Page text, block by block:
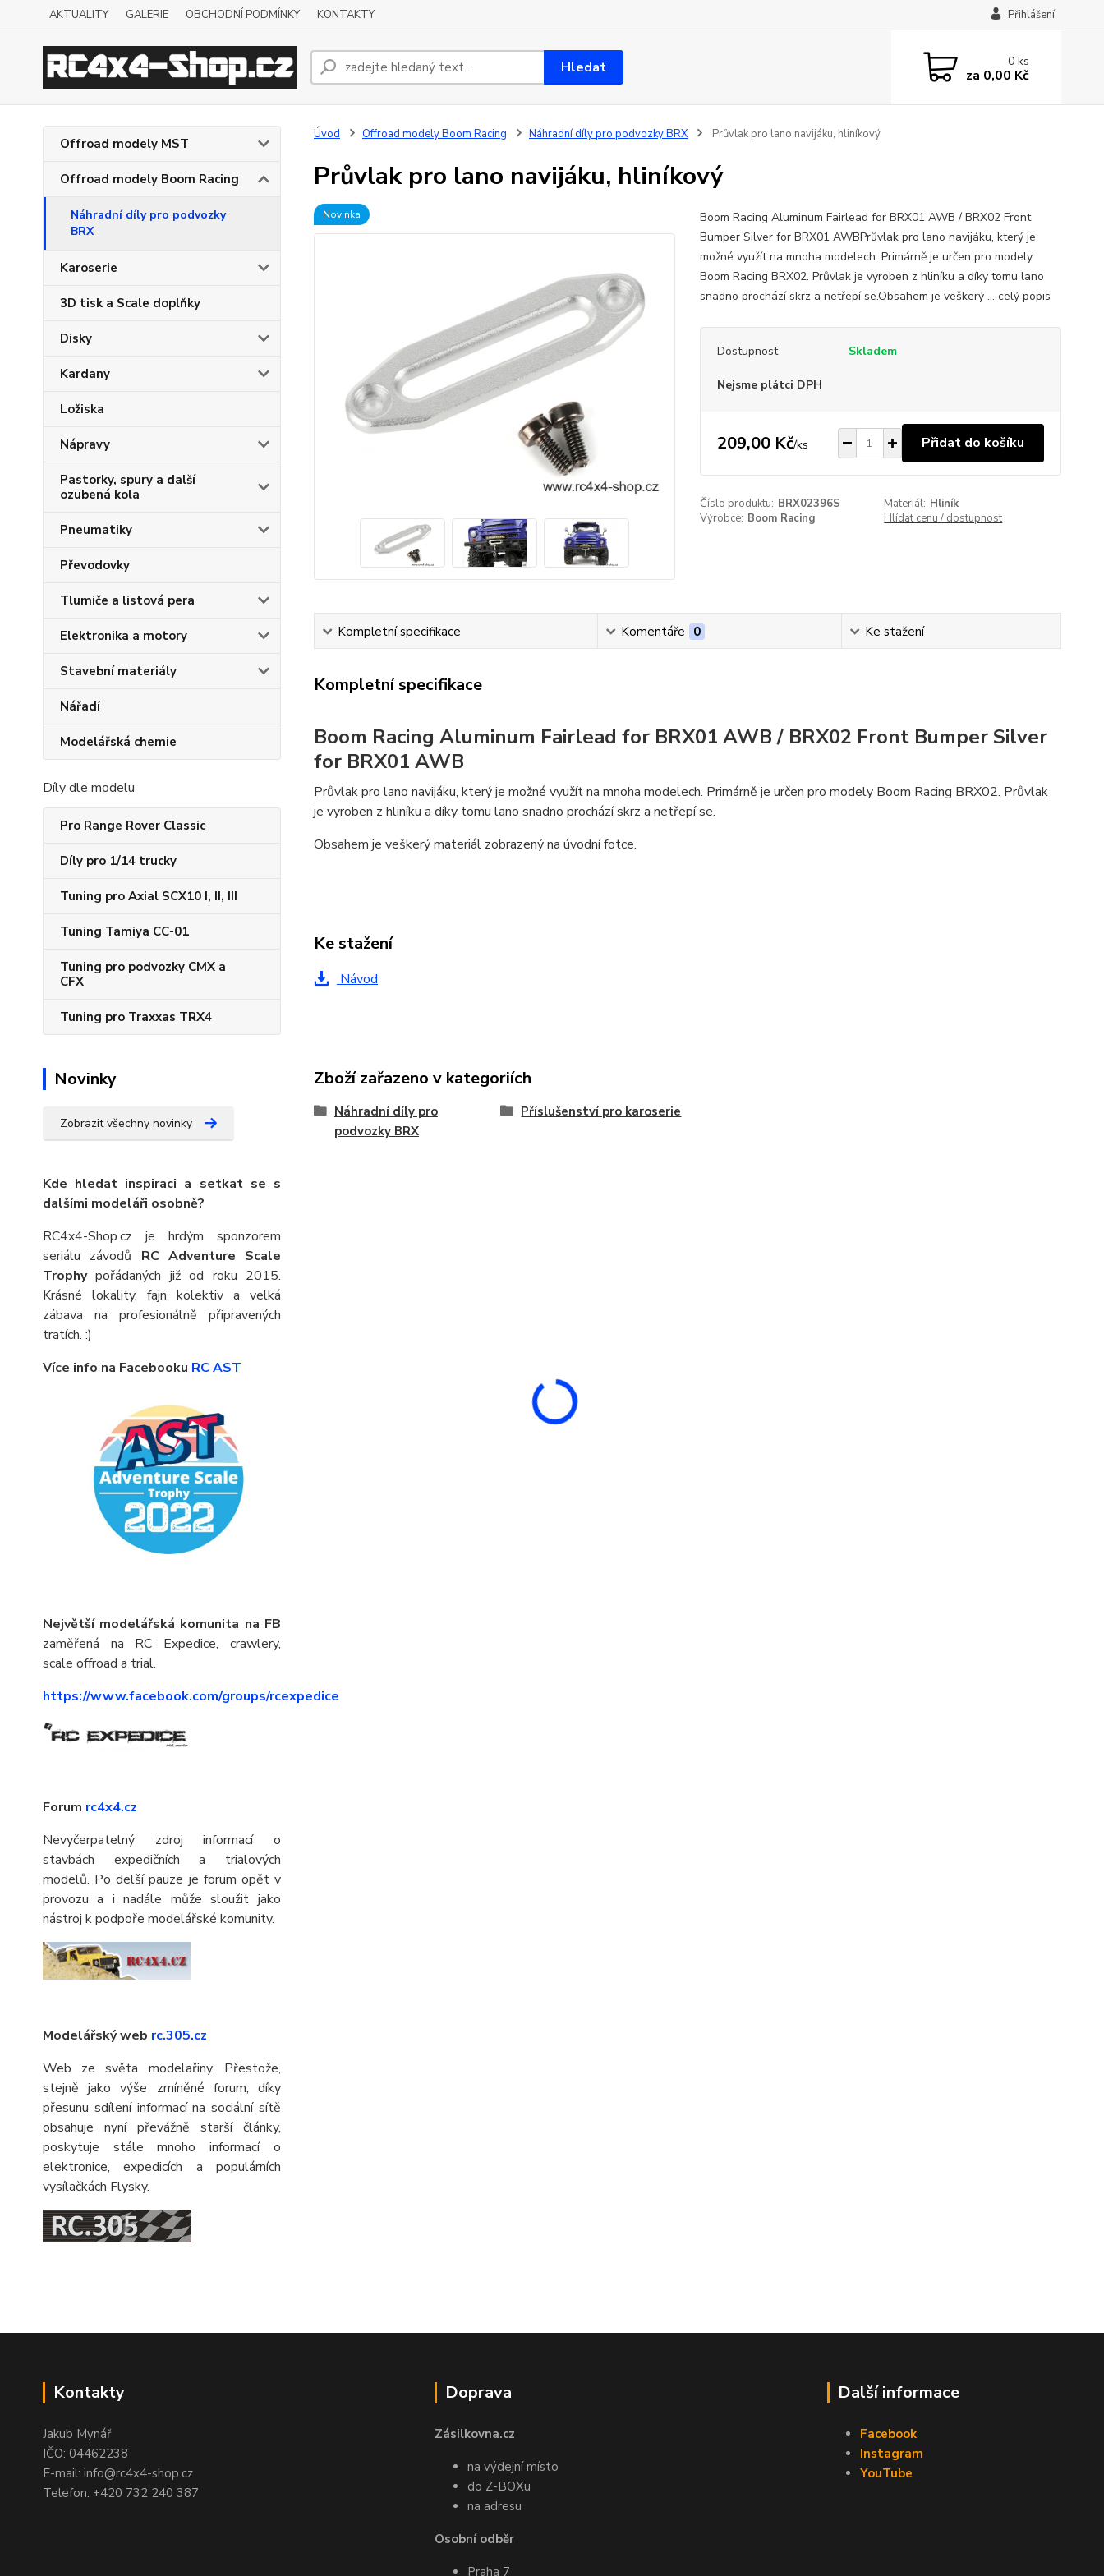
AKTUALITY GALERIE OBCHODNÍ PODMÍNKY KONTAKTY Přihlášení
Hledat 0ks
za 0,00 Kč
Offroad modely MST
Offroad modely Boom Racing
Náhradní díly pro podvozky
BRX
Karoserie
3D tisk a Scale doplňky
Disky
Kardany
Ložiska
Nápravy
Pastorky, spury a další
ozubená kola
Pneumatiky
Převodovky
Tlumiče a listová pera
Elektronika a motory
Stavební materiály
Nářadí
Modelářská chemie
Díly dle modelu
Pro Range Rover Classic
Díly pro 1/14 trucky
Tuning pro Axial SCX10 I, II, III
Tuning Tamiya CC-01
Tuning pro podvozky CMX a
CFX
Tuning pro Traxxas TRX4
Novinky
Zobrazit všechny novinky
Kde hledat inspiraci a setkat se s
dalšími modeláři osobně?
RC4x4-Shop.cz je hrdým sponzorem
seriálu závodů RC Adventure Scale
Trophypořádaných již od roku 2015.
Krásné lokality, fajn kolektiv a velká
zábava na profesionálně připravených
tratích. :)
Více info na Facebooku RC AST
Největší modelářská komunita na FB
zaměřená na RC Expedice, crawlery,
scale offroad a trial.
https://www.facebook.com/groups/rcexpedice
Forum rc4x4.cz
Nevyčerpatelný zdroj informací o
stavbách expedičních a trialových
modelů. Po delší pauze je forum opět v
provozu a i nadále může sloužit jako
nástroj k podpoře modelářské komunity.
Modelářský web rc.305.cz
Web ze světa modelařiny. Přestože,
stejně jako výše zmíněné forum, díky
přesunu sdílení informací na sociální sítě
obsahuje nyní převážně starší články,
poskytuje stále mnoho informací o
elektronice, expedicích a populárních
vysílačkách Flysky.
Úvod Offroad modely Boom Racing Náhradní díly pro podvozky BRX Průvlak pro lano navijáku, hliníkový
Průvlak pro lano navijáku, hliníkový
Novinka
Boom Racing Aluminum Fairlead for BRX01 AWB / BRX02 Front
Bumper Silver for BRX01 AWBPrůvlak pro lano navijáku, který je
možné využít na mnoha modelech. Primárně je určen pro modely
Boom Racing BRX02. Průvlak je vyroben z hliníku a díky tomu lano
snadno prochází skrz a netřepí se.Obsahem je veškerý ... celý popis
Dostupnost Skladem
Nejsme plátci DPH
209,00 Kč/ks Přidat do košíku
Číslo produktu: BRX02396S Materiál: Hliník
Výrobce: Boom Racing Hlídat cenu / dostupnost
Kompletní specifikace Komentáře 0 Ke stažení
Kompletní specifikace
Boom Racing Aluminum Fairlead for BRX01 AWB / BRX02 Front Bumper Silver
for BRX01 AWB
Průvlak pro lano navijáku, který je možné využít na mnoha modelech. Primárně je určen pro modely Boom Racing BRX02. Průvlak
je vyroben z hliníku a díky tomu lano snadno prochází skrz a netřepí se.
Obsahem je veškerý materiál zobrazený na úvodní fotce.
Ke stažení
Návod
Zboží zařazeno v kategoriích
Náhradní díly pro
podvozky BRX
Příslušenství pro karoserie
Kontakty
Jakub Mynář
IČO: 04462238
E-mail: info@rc4x4-shop.cz
Telefon: +420 732 240 387
Doprava
Zásilkovna.cz
na výdejní místo
do Z-BOXu
na adresu
Osobní odběr
Praha 7
Další informace
Facebook
Instagram
YouTube